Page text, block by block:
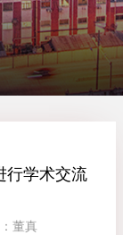
行学术交流
董真